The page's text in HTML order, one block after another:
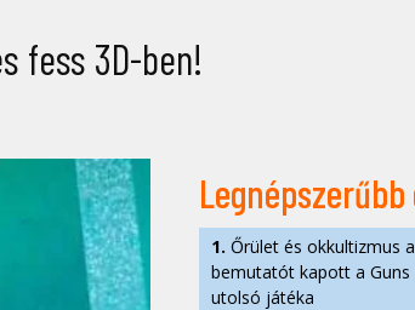
fess 3D-ben!
1. Őrület és okkultizmus
bemutatót kapott a
utolsó játéka